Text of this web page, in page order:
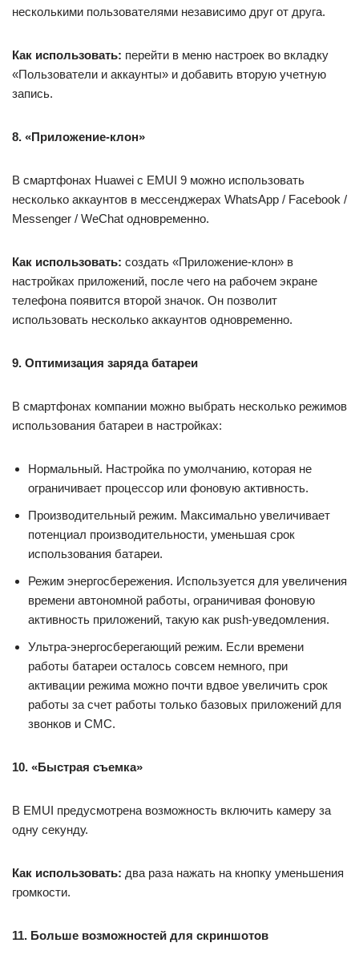
несколькими пользователями независимо друг от друга.
Как использовать: перейти в меню настроек во вкладку
«Пользователи и аккаунты» и добавить вторую учетную
запись.
8. «Приложение-клон»
В смартфонах Huawei с EMUI 9 можно использовать
несколько аккаунтов в мессенджерах WhatsApp / Facebook /
Messenger / WeChat одновременно.
Как использовать: создать «Приложение-клон» в
настройках приложений, после чего на рабочем экране
телефона появится второй значок. Он позволит
использовать несколько аккаунтов одновременно.
9. Оптимизация заряда батареи
В смартфонах компании можно выбрать несколько режимов
использования батареи в настройках:
Нормальный. Настройка по умолчанию, которая не
ограничивает процессор или фоновую активность.
Производительный режим. Максимально увеличивает
потенциал производительности, уменьшая срок
использования батареи.
Режим энергосбережения. Используется для увеличения
времени автономной работы, ограничивая фоновую
активность приложений, такую как push-уведомления.
Ультра-энергосберегающий режим. Если времени
работы батареи осталось совсем немного, при
активации режима можно почти вдвое увеличить срок
работы за счет работы только базовых приложений для
звонков и СМС.
10. «Быстрая съемка»
В EMUI предусмотрена возможность включить камеру за
одну секунду.
Как использовать: два раза нажать на кнопку уменьшения
громкости.
11. Больше возможностей для скриншотов